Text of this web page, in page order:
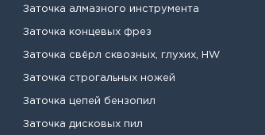
Заточка алмазного инструмента
Заточка концевых фрез
Заточка свёрл сквозных, глухих, HW
Заточка строгальных ножей
Заточка цепей бензопил
Заточка дисковых пил